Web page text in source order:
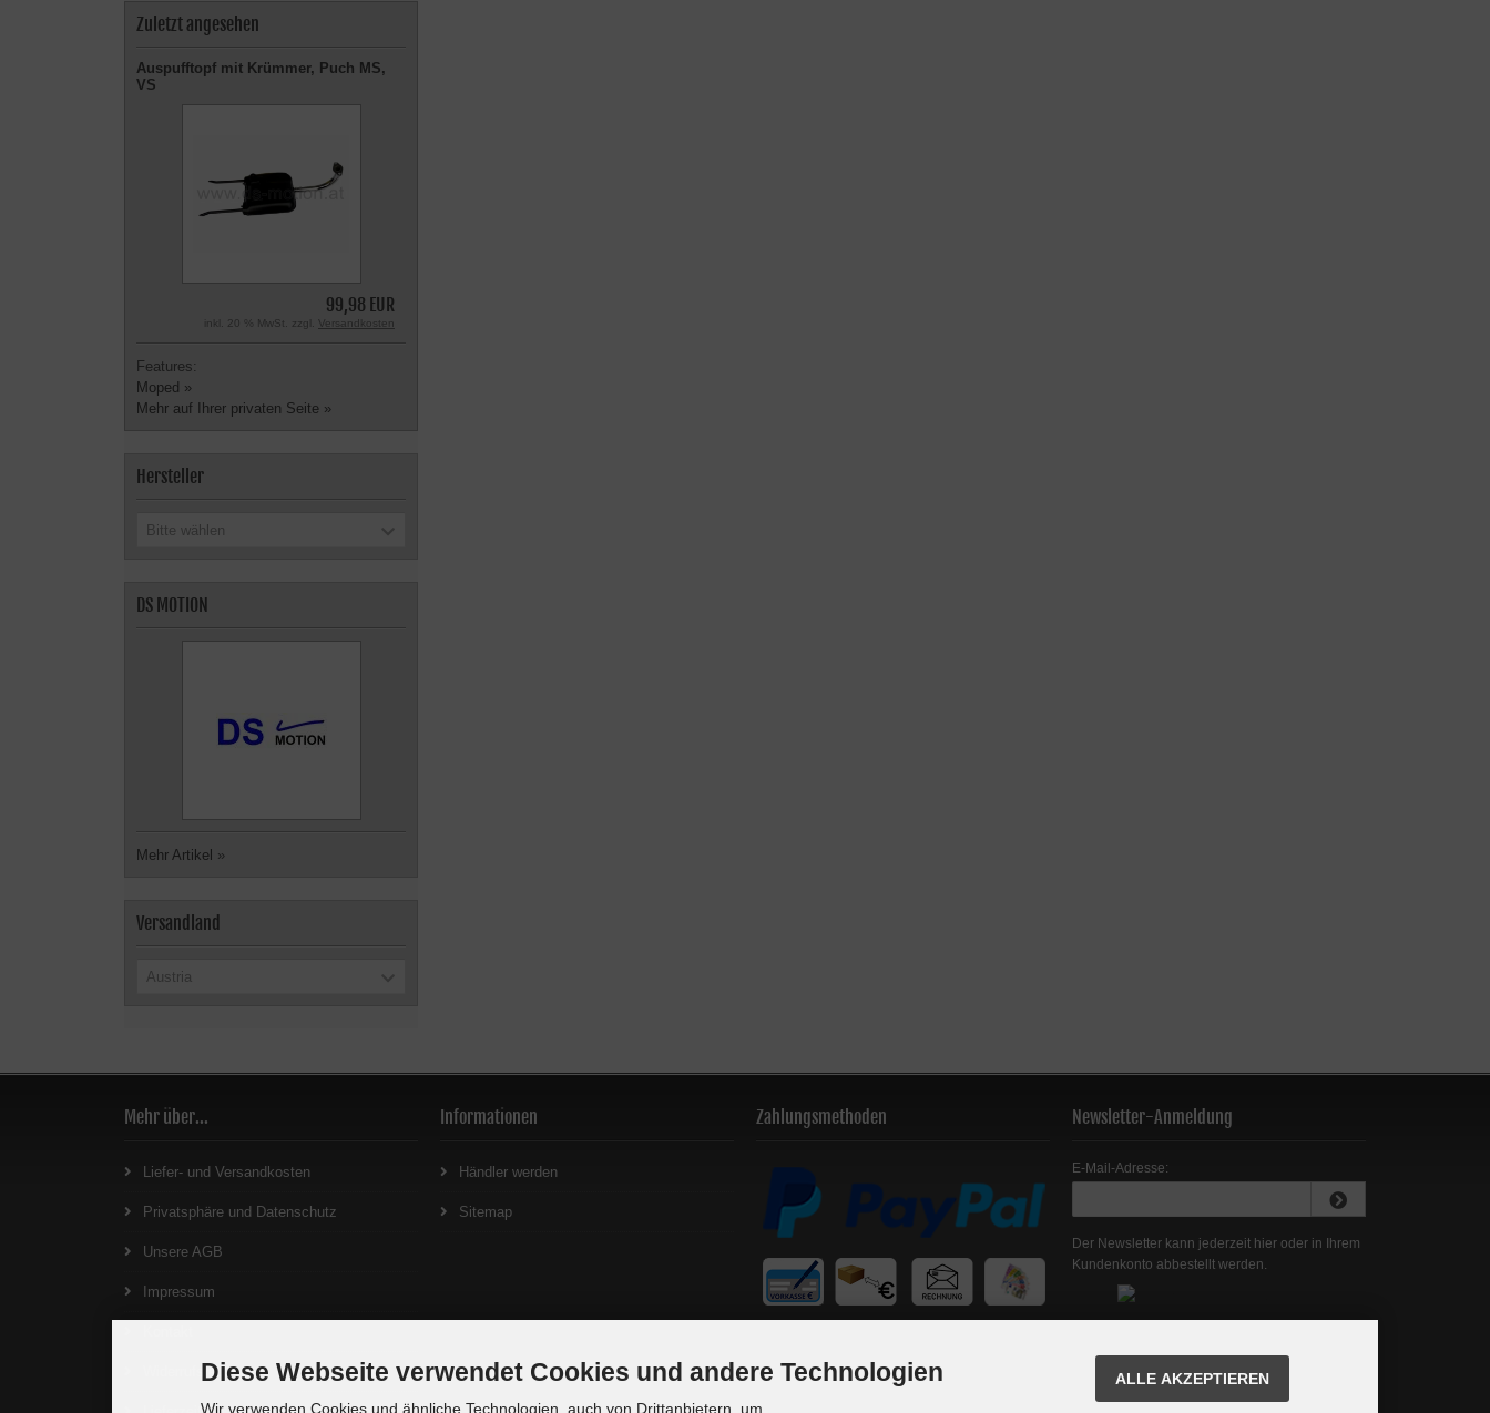
Zuletzt angesehen
Auspufftopf mit Krümmer, Puch MS,
VS
99,98 EUR
inkl. 20 % MwSt. zzgl. Versandkosten
Features:
Moped »
Mehr auf Ihrer privaten Seite »
Hersteller
Bitte wählen
DS MOTION
Mehr Artikel »
Versandland
Austria
Mehr über...
Liefer- und Versandkosten
Privatsphäre und Datenschutz
Unsere AGB
Impressum
Widerrufsrecht
Informationen
Händler werden
Sitemap
Zahlungsmethoden Newsletter-Anmeldung
E-Mail-Adresse:
Der Newsletter kann jederzeit hier oder in Ihrem
Kundenkonto abbestellt werden.
Diese Webseite verwendet Cookies und andere Technologien
Wir verwenden Cookies und ähnliche Technologien, auch von Drittanbietern, um
ALLE AKZEPTIEREN